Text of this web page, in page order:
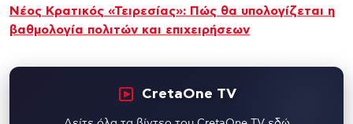
Νέος Κρατικός «Τειρεσίας»: Πώς θα υπολογίζεται η
βαθμολογία πολιτών και επιχειρήσεων
CretaOne TV